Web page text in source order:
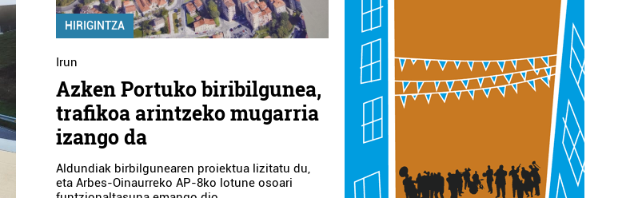
HIRIGINTZA
Irun
Azken Portuko biribilgunea,
trafikoa arintzeko mugarria
izango da
Aldundiak birbilgunearen proiektua lizitatu du,
eta Arbes-Oinaurreko AP-8ko lotune osoari